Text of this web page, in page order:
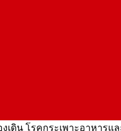
ดิน โรคกระเพาะอาหารแ